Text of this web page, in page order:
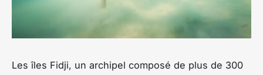
Les îles Fidji, un archipel composé de plus de 300